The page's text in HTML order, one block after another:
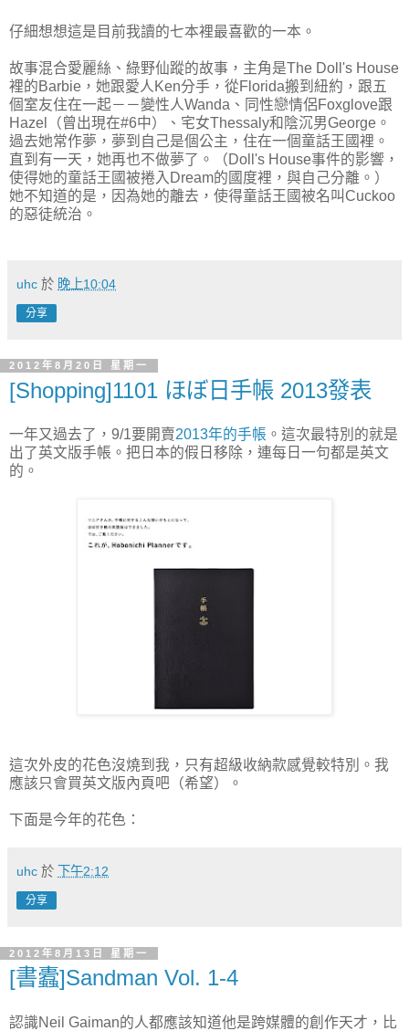
仔細想想這是目前我讀的七本裡最喜歡的一本。
故事混合愛麗絲、綠野仙蹤的故事，主角是The Doll's House
裡的Barbie，她跟愛人Ken分手，從Florida搬到紐約，跟五
個室友住在一起－－變性人Wanda、同性戀情侶Foxglove跟
Hazel（曾出現在#6中）、宅女Thessaly和陰沉男George。
過去她常作夢，夢到自己是個公主，住在一個童話王國裡。
直到有一天，她再也不做夢了。（Doll's House事件的影響，
使得她的童話王國被捲入Dream的國度裡，與自己分離。）
她不知道的是，因為她的離去，使得童話王國被名叫Cuckoo
的惡徒統治。
uhc 於 晚上10:04
分享
2012年8月20日 星期一
[Shopping]1101 ほぼ日手帳 2013發表
一年又過去了，9/1要開賣2013年的手帳 。這次最特別的就是
出了英文版手帳。把日本的假日移除，連每日一句都是英文
的。
這次外皮的花色沒燒到我，只有超級收納款感覺較特別。我
應該只會買英文版內頁吧（希望）。
下面是今年的花色：
uhc 於 下午2:12
分享
2012年8月13日 星期一
[書蠹]Sandman Vol. 1-4
認識Neil Gaiman的人都應該知道他是跨媒體的創作天才，比